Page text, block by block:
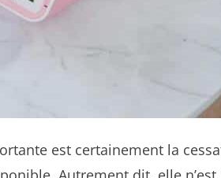
est certainement la